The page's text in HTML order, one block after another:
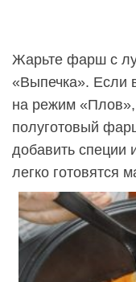
Жарьте фарш с
«Выпечка». Если
на режим
полуготовый
добавить специи
легко готовятся